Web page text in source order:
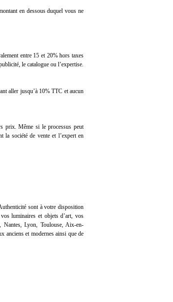
en dessous duquel vous ne
entre 15 et 20% hors taxes
le catalogue ou l’expertise.
aller jusqu’à 10% TTC et aucun
prix. Même si le processus peut
la société de vente et l’expert en
sont à votre disposition
luminaires et objets d’art, vos
Nantes, Lyon, Toulouse, Aix-en-
anciens et modernes ainsi que de